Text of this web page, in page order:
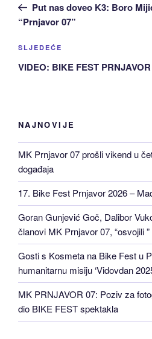
članak:Put nas doveo K3: Boro
“Prnjavor 07”
Sljedeća
Objava
SLJEDEĆE
VIDEO: BIKE FEST
NAJNOVIJE
MK Prnjavor 07 prošli vikend u
događaja
17. Bike Fest Prnjavor 2026 –
Goran Gunjević Goč, Dalibor
članovi MK Prnjavor 07, “osvojili
Gosti s Kosmeta na Bike Fest u
humanitarnu misiju ‘Vidovdan
MK PRNJAVOR 07: Poziv za
dio BIKE FEST spektakla